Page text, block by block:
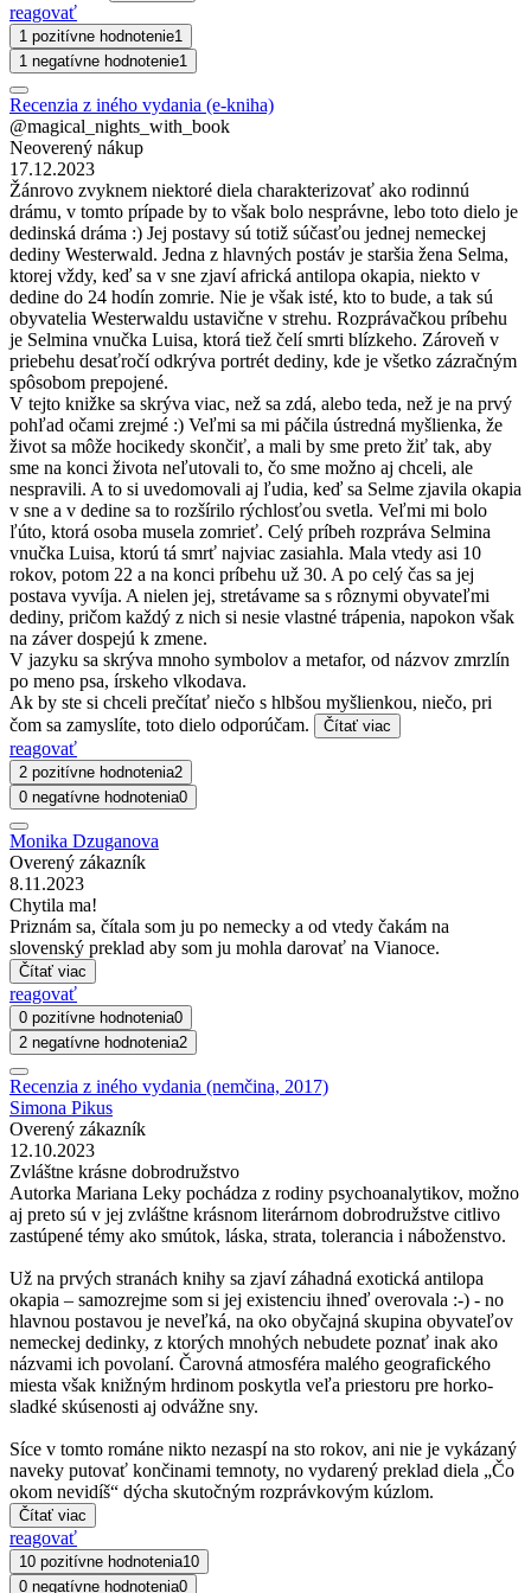
reagovať
1 pozitívne hodnotenie1
1 negatívne hodnotenie1
Recenzia z iného vydania (e-kniha)
@magical_nights_with_book
Neoverený nákup
17.12.2023
Žánrovo zvyknem niektoré diela charakterizovať ako rodinnú
drámu, v tomto prípade by to však bolo nesprávne, lebo toto dielo je
dedinská dráma :) Jej postavy sú totiž súčasťou jednej nemeckej
dediny Westerwald. Jedna z hlavných postáv je staršia žena Selma,
ktorej vždy, keď sa v sne zjaví africká antilopa okapia, niekto v
dedine do 24 hodín zomrie. Nie je však isté, kto to bude, a tak sú
obyvatelia Westerwaldu ustavične v strehu. Rozprávačkou príbehu
je Selmina vnučka Luisa, ktorá tiež čelí smrti blízkeho. Zároveň v
priebehu desaťročí odkrýva portrét dediny, kde je všetko zázračným
spôsobom prepojené.
V tejto knižke sa skrýva viac, než sa zdá, alebo teda, než je na prvý
pohľad očami zrejmé :) Veľmi sa mi páčila ústredná myšlienka, že
život sa môže hocikedy skončiť, a mali by sme preto žiť tak, aby
sme na konci života neľutovali to, čo sme možno aj chceli, ale
nespravili. A to si uvedomovali aj ľudia, keď sa Selme zjavila okapia
v sne a v dedine sa to rozšírilo rýchlosťou svetla. Veľmi mi bolo
ľúto, ktorá osoba musela zomrieť. Celý príbeh rozpráva Selmina
vnučka Luisa, ktorú tá smrť najviac zasiahla. Mala vtedy asi 10
rokov, potom 22 a na konci príbehu už 30. A po celý čas sa jej
postava vyvíja. A nielen jej, stretávame sa s rôznymi obyvateľmi
dediny, pričom každý z nich si nesie vlastné trápenia, napokon však
na záver dospejú k zmene.
V jazyku sa skrýva mnoho symbolov a metafor, od názvov zmrzlín
po meno psa, írskeho vlkodava.
Ak by ste si chceli prečítať niečo s hlbšou myšlienkou, niečo, pri
čom sa zamyslíte, toto dielo odporúčam.
Čítať viac
reagovať
2 pozitívne hodnotenia2
0 negatívne hodnotenia0
Monika Dzuganova
Overený zákazník
8.11.2023
Chytila ma!
Priznám sa, čítala som ju po nemecky a od vtedy čakám na
slovenský preklad aby som ju mohla darovať na Vianoce.
Čítať viac
reagovať
0 pozitívne hodnotenia0
2 negatívne hodnotenia2
Recenzia z iného vydania (nemčina, 2017)
Simona Pikus
Overený zákazník
12.10.2023
Zvláštne krásne dobrodružstvo
Autorka Mariana Leky pochádza z rodiny psychoanalytikov, možno
aj preto sú v jej zvláštne krásnom literárnom dobrodružstve citlivo
zastúpené témy ako smútok, láska, strata, tolerancia i náboženstvo.
Už na prvých stranách knihy sa zjaví záhadná exotická antilopa
okapia – samozrejme som si jej existenciu ihneď overovala :-) - no
hlavnou postavou je neveľká, na oko obyčajná skupina obyvateľov
nemeckej dedinky, z ktorých mnohých nebudete poznať inak ako
názvami ich povolaní. Čarovná atmosféra malého geografického
miesta však knižným hrdinom poskytla veľa priestoru pre horko-
sladké skúsenosti aj odvážne sny.
Síce v tomto románe nikto nezaspí na sto rokov, ani nie je vykázaný
naveky putovať končinami temnoty, no vydarený preklad diela „Čo
okom nevidíš“ dýcha skutočným rozprávkovým kúzlom.
Čítať viac
reagovať
10 pozitívne hodnotenia10
0 negatívne hodnotenia0